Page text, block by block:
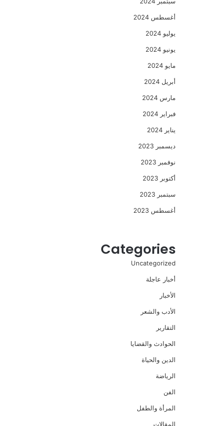
أغسطس 2024
يوليو 2024
يونيو 2024
مايو 2024
أبريل 2024
مارس 2024
فبراير 2024
يناير 2024
ديسمبر 2023
نوفمبر 2023
أكتوبر 2023
سبتمبر 2023
أغسطس 2023
Categories
Uncategorized
أخبار عاجلة
الأخبار
الأدب والشعر
التقارير
الحوادث والقضايا
الدين والحياة
الرياضة
الفن
المرأة والطفل
المقالات